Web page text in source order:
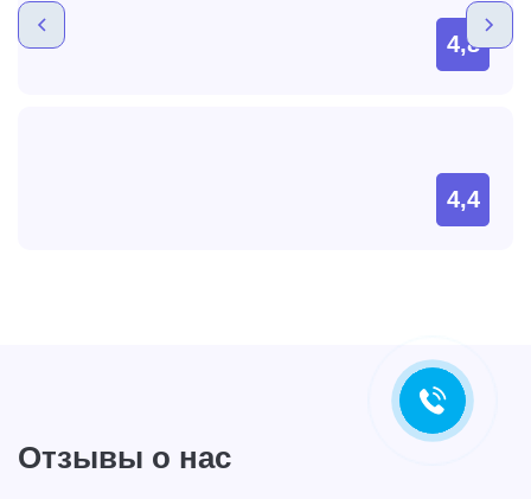
4,8
4,4
Отзывы о нас